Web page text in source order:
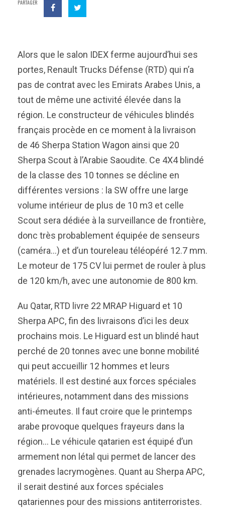
PARTAGER
Alors que le salon IDEX ferme aujourd’hui ses
portes, Renault Trucks Défense (RTD) qui n’a
pas de contrat avec les Emirats Arabes Unis, a
tout de même une activité élevée dans la
région. Le constructeur de véhicules blindés
français procède en ce moment à la livraison
de 46 Sherpa Station Wagon ainsi que 20
Sherpa Scout à l’Arabie Saoudite. Ce 4X4 blindé
de la classe des 10 tonnes se décline en
différentes versions : la SW offre une large
volume intérieur de plus de 10 m3 et celle
Scout sera dédiée à la surveillance de frontière,
donc très probablement équipée de senseurs
(caméra…) et d’un toureleau téléopéré 12.7 mm.
Le moteur de 175 CV lui permet de rouler à plus
de 120 km/h, avec une autonomie de 800 km.
Au Qatar, RTD livre 22 MRAP Higuard et 10
Sherpa APC, fin des livraisons d’ici les deux
prochains mois. Le Higuard est un blindé haut
perché de 20 tonnes avec une bonne mobilité
qui peut accueillir 12 hommes et leurs
matériels. Il est destiné aux forces spéciales
intérieures, notamment dans des missions
anti-émeutes. Il faut croire que le printemps
arabe provoque quelques frayeurs dans la
région… Le véhicule qatarien est équipé d’un
armement non létal qui permet de lancer des
grenades lacrymogènes. Quant au Sherpa APC,
il serait destiné aux forces spéciales
qatariennes pour des missions antiterroristes.